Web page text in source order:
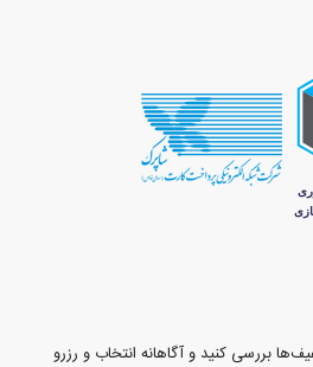
بررسی کنید و آگاهانه انتخاب و رزرو